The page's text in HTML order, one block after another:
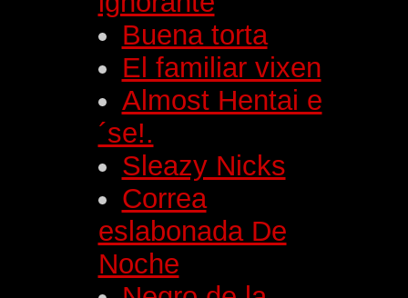
Buena torta
El familiar vixen
Almost Hentai e
´se!.
Sleazy Nicks
Correa
eslabonada De
Noche